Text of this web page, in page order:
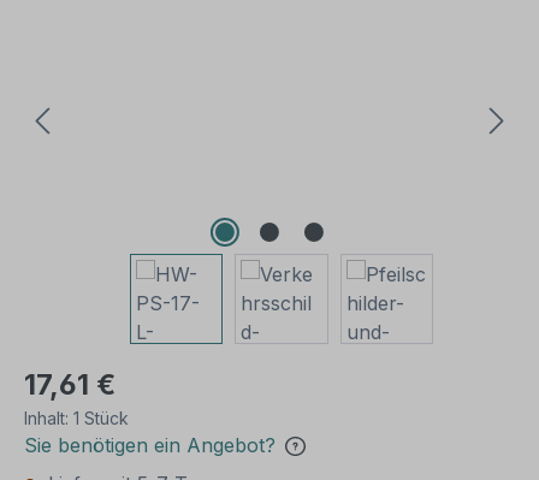
17,61 €
Inhalt: 1 Stück
Sie benötigen ein Angebot?